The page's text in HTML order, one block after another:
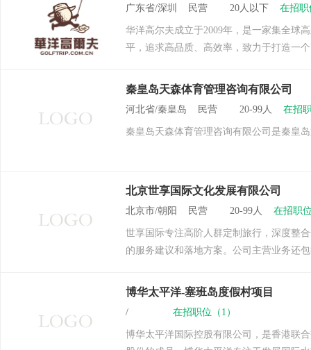
广东省/深圳 民营 20人以下 在招职
华洋高尔夫成立于2009年，是一家集全球
平，追求高品质、高效率，致力于打造一
秦皇岛天森体育管理咨询有限公司
河北省/秦皇岛 民营 20-99人 在招
秦皇岛天森体育管理咨询有限公司是秦皇
北京世享国际文化发展有限公司
北京市/朝阳 民营 20-99人 在招职
世享国际专注高阶人群定制旅行，深度整
的服务建议和落地方案。公司主营业务还
博华太平洋-塞班岛度假村项目
/ 在招职位（1）
博华太平洋国际控股有限公司，是香港联